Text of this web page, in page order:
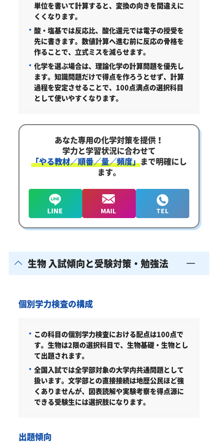
単位を書いて計算すると、変換の向きを間違えに
くくなります。
酸・塩基では反応比、酸化還元では電子の授受を
先に書きます。数値計算へ進む前に反応の骨格を
作ることで、立式ミスを減らせます。
化学を選ぶ場合は、理論化学の計算問題を優先し
ます。知識問題だけで得点を作ろうとせず、計算
過程を安定させることで、100点満点の選択科目
として使いやすくなります。
あなた専用の化学対策を提供！
学力と学習状況に合わせて
「やる教材／順番／量／頻度」まで明確にし
ます。
生物 入試傾向と受験対策・勉強法
個別学力検査の構成
この科目の個別学力検査における配点は100点で
す。 生物は2限の選択科目で、生物基礎・生物とし
て出題されます。
全国入試では全学部対象の大学内共通問題として
扱います。文学部との直接接続は地歴公民ほど強
くありませんが、図表読解や実験考察を得点源に
できる受験生には選択肢になります。
出題傾向